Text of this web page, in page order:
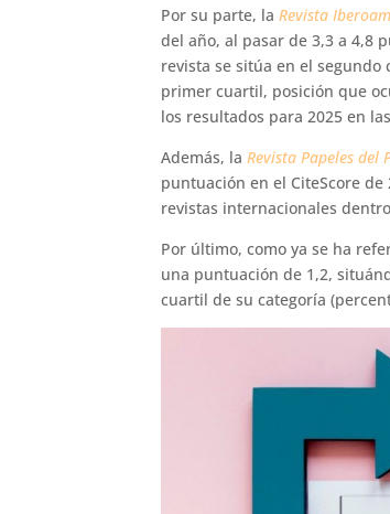
Por su parte, la Revista
del año, al pasar de 3,3 a 4,8
revista se sitúa en el
primer cuartil, posición que
los resultados para 2025 en
Además, la Revista Papeles del
puntuación en el CiteScore
revistas internacionales
Por último, como ya se ha
una puntuación de 1,2,
cuartil de su categoría